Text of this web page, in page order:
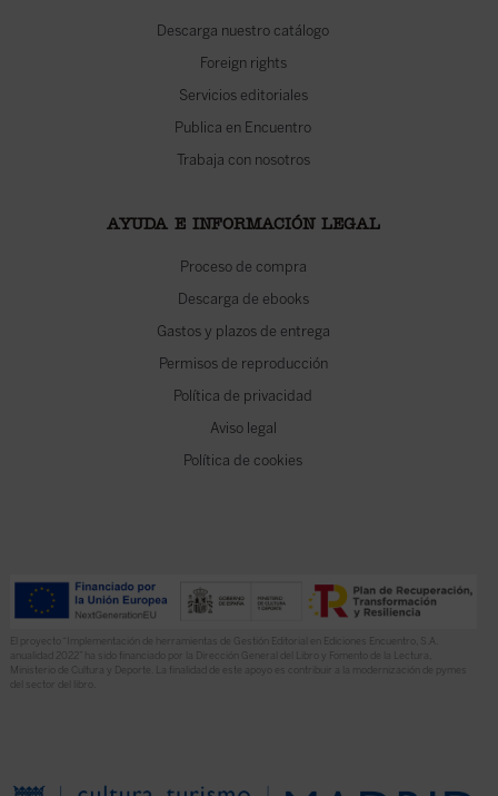
Descarga nuestro catálogo
Foreign rights
Servicios editoriales
Publica en Encuentro
Trabaja con nosotros
AYUDA E INFORMACIÓN LEGAL
Proceso de compra
Descarga de ebooks
Gastos y plazos de entrega
Permisos de reproducción
Política de privacidad
Aviso legal
Política de cookies
El proyecto “Implementación de herramientas de Gestión Editorial en Ediciones Encuentro, S.A.
anualidad 2022” ha sido financiado por la Dirección General del Libro y Fomento de la Lectura,
Ministerio de Cultura y Deporte. La finalidad de este apoyo es contribuir a la modernización de pymes
del sector del libro.